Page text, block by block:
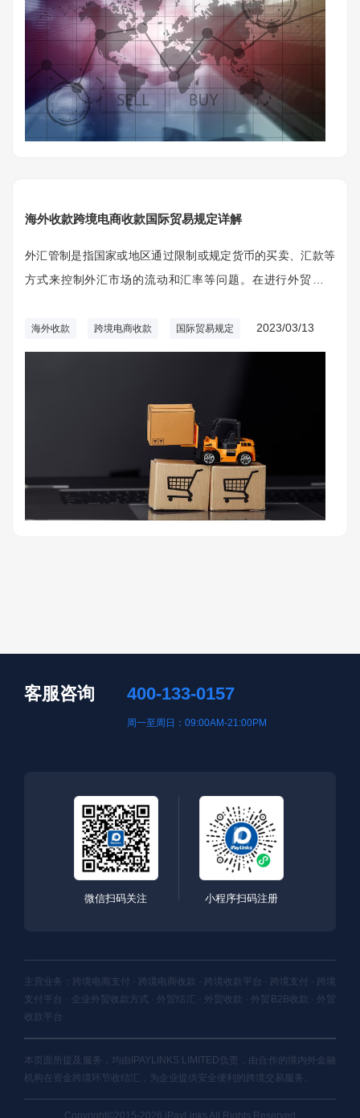
海外收款跨境电商收款国际贸易规定详解
外汇管制是指国家或地区通过限制或规定货币的买卖、汇款等
方式来控制外汇市场的流动和汇率等问题。在进行外贸收款
别注意。
海外收款 跨境电商收款 国际贸易规定 2023/03/13
客服咨询 400-133-0157
周一至周日：09:00AM-21:00PM
微信扫码关注 小程序扫码注册
主营业务：跨境电商支付 · 跨境电商收款 · 跨境收款平台 · 跨境支付 · 跨境
支付平台 · 企业外贸收款方式 · 外贸结汇 · 外贸收款 · 外贸B2B收款 · 外贸
收款平台
本页面所提及服务，均由IPAYLINKS LIMITED负责，由合作的境内外金融
机构在资金跨境环节收结汇，为企业提供安全便利的跨境交易服务。
Copyright©2015-2026 iPayLinks All Rights Reserved